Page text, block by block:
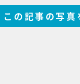
この記事の写真